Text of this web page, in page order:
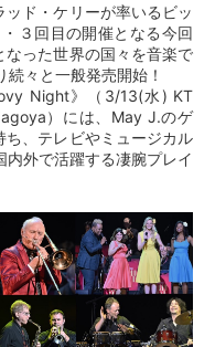
ド・ケリーが率いるビッ
３回目の開催となる今回
った世界の国々を音楽で
々と一般発売開始！
Night》（3/13(水) KT
）には、May J.のゲ
ち、テレビやミュージカル
外で活躍する凄腕プレイ